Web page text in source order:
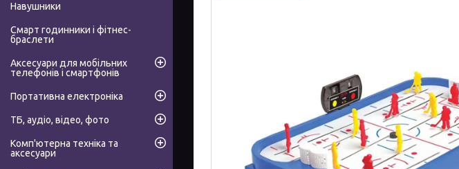
Навушники
Смарт годинники і фітнес-
браслети
Аксесуари для мобільних
телефонів і смартфонів
Портативна електроніка
ТБ, аудіо, відео, фото
Комп'ютерна техніка та
аксесуари